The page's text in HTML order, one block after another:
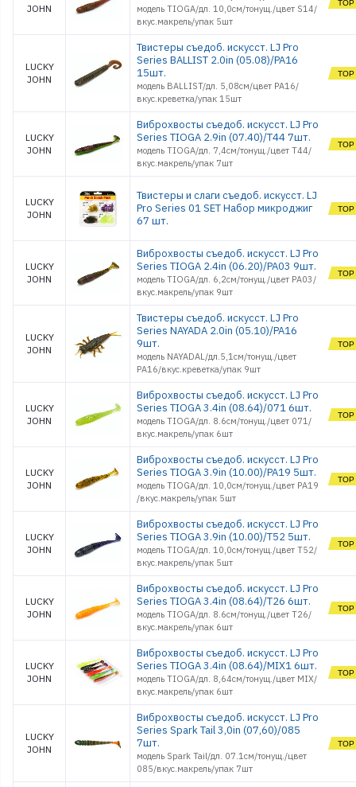
JOHN
модель TIOGA/дл. 10,0см/тонущ./цвет S14/
вкус.макрель/упак 5шт
LUCKY
JOHN
Твистеры съедоб. искусст. LJ Pro
Series BALLIST 2.0in (05.08)/PA16
15шт.
модель BALLIST/дл. 5,08см/цвет PA16/
вкус.креветка/упак 15шт
LUCKY
JOHN
Виброхвосты съедоб. искусст. LJ Pro
Series TIOGA 2.9in (07.40)/T44 7шт.
модель TIOGA/дл. 7,4см/тонущ./цвет T44/
вкус.макрель/упак 7шт
LUCKY
JOHN
Твистеры и слаги съедоб. искусст. LJ
Pro Series 01 SET Набор микроджиг
67 шт.
LUCKY
JOHN
Виброхвосты съедоб. искусст. LJ Pro
Series TIOGA 2.4in (06.20)/PA03 9шт.
модель TIOGA/дл. 6,2см/тонущ./цвет PA03/
вкус.макрель/упак 9шт
LUCKY
JOHN
Твистеры съедоб. искусст. LJ Pro
Series NAYADA 2.0in (05.10)/PA16
9шт.
модель NAYADAL/дл.5,1см/тонущ./цвет
PA16/вкус.креветка/упак 9шт
LUCKY
JOHN
Виброхвосты съедоб. искусст. LJ Pro
Series TIOGA 3.4in (08.64)/071 6шт.
модель TIOGA/дл. 8.6см/тонущ./цвет 071/
вкус.макрель/упак 6шт
LUCKY
JOHN
Виброхвосты съедоб. искусст. LJ Pro
Series TIOGA 3.9in (10.00)/PA19 5шт.
модель TIOGA/дл. 10,0см/тонущ./цвет PA19
/вкус.макрель/упак 5шт
LUCKY
JOHN
Виброхвосты съедоб. искусст. LJ Pro
Series TIOGA 3.9in (10.00)/T52 5шт.
модель TIOGA/дл. 10,0см/тонущ./цвет T52/
вкус.макрель/упак 5шт
LUCKY
JOHN
Виброхвосты съедоб. искусст. LJ Pro
Series TIOGA 3.4in (08.64)/T26 6шт.
модель TIOGA/дл. 8.6см/тонущ./цвет T26/
вкус.макрель/упак 6шт
LUCKY
JOHN
Виброхвосты съедоб. искусст. LJ Pro
Series TIOGA 3.4in (08.64)/MIX1 6шт.
модель TIOGA/дл. 8,64см/тонущ./цвет MIX/
вкус.макрель/упак 6шт
LUCKY
JOHN
Виброхвосты съедоб. искусст. LJ Pro
Series Spark Tail 3,0in (07,60)/085
7шт.
модель Spark Tail/дл. 07.1см/тонущ./цвет
085/вкус.макрель/упак 7шт